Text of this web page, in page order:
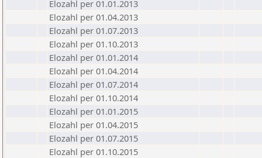
Elozahl per 01.01.2013
Elozahl per 01.04.2013
Elozahl per 01.07.2013
Elozahl per 01.10.2013
Elozahl per 01.01.2014
Elozahl per 01.04.2014
Elozahl per 01.07.2014
Elozahl per 01.10.2014
Elozahl per 01.01.2015
Elozahl per 01.04.2015
Elozahl per 01.07.2015
Elozahl per 01.10.2015